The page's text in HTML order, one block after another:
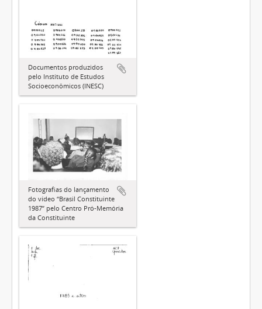
Documentos produzidos
pelo Instituto de Estudos
Socioeconômicos (INESC)
Fotografias do lançamento
do vídeo “Brasil Constituinte
1987” pelo Centro Pró-Memória
da Constituinte